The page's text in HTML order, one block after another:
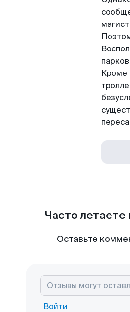
Кроме
Часто
Оставьте
Войти